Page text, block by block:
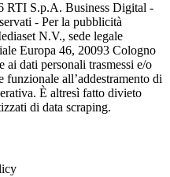
RTI S.p.A. Business Digital -
- Per la pubblicità
N.V., sede legale
Europa 46, 20093 Cologno
ai dati personali trasmessi e/o
all’addestramento di
È altresì fatto divieto
di data scraping.